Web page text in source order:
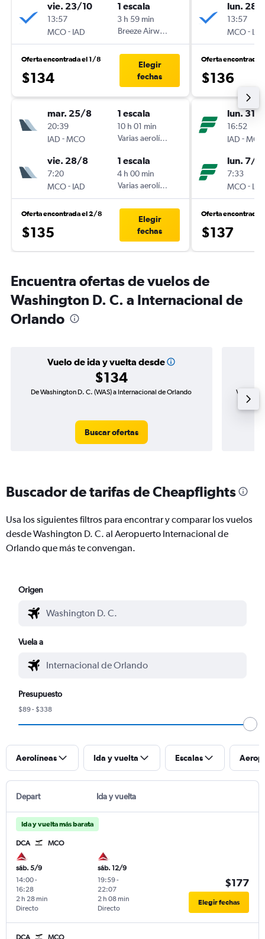
vie. 23/10
13:57
MCO- IAD
1 escala
3 h 59 min
Breeze Airways
Oferta encontrada el 1/8
$134
Elegir
fechas
mar. 25/8
20:39
IAD -MCO
1 escala
10 h 01 min
Varias aerolíneas
vie. 28/8
7:20
MCO- IAD
1 escala
4 h 00 min
Varias aerolíneas
Oferta encontrada el 2/8
$135
Elegir
fechas
lun. 28/
13:57
MCO- IAD
Oferta encontrada
$136
lun. 31/
16:52
IAD -MCO
lun. 7/9
7:33
MCO- IAD
Oferta encontrada
$137
Encuentra ofertas de vuelos de
Washington D. C. a Internacional de
Orlando
Vuelo de ida y vuelta desde
$134
De Washington D. C. (WAS) a Internacional de Orlando
Buscar ofertas
Vuelo de
Buscador de tarifas de Cheapflights
Usa los siguientes filtros para encontrar y comparar los vuelos
desde Washington D. C. al Aeropuerto Internacional de
Orlando que más te convengan.
Origen
Vuela a
Presupuesto
$89 - $338
Aerolíneas Ida y vuelta Escalas
Depart Ida y vuelta
Ida y vuelta más barata
DCA MCO
sáb. 5/9
14:00-
16:28
Directo
2 h 28 min
sáb. 12/9
19:59-
22:07
Directo
2 h 08 min
$177
Elegir fechas
DCA MCO